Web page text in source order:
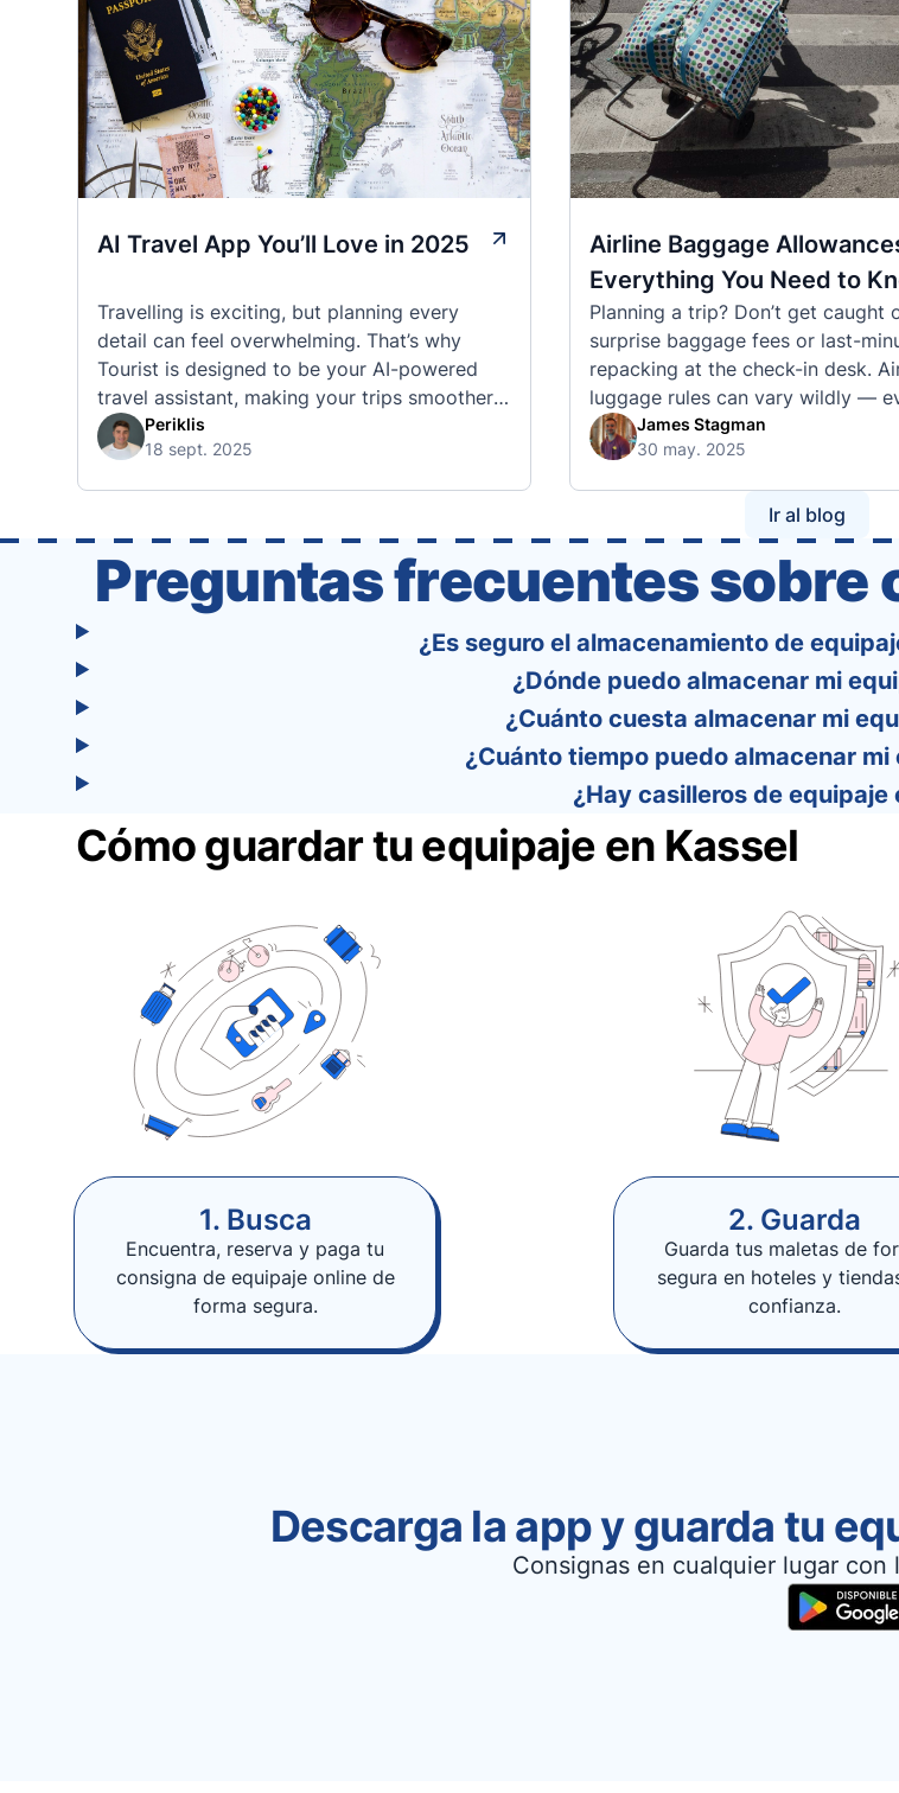
AI Travel App You’ll Love in 2025
Travelling is exciting, but planning every
detail can feel overwhelming. That’s why
Tourist is designed to be your AI-powered
travel assistant, making your trips smoother,
smarter, and stress-free. 🧭 What Makes the
Tourist App Unique? Unlike standard travel
trip planning becomes as exciting …
Periklis
18 sept. 2025
Airline Baggage
Everything You Need to
Before You Fly
Planning a trip? Don’t get caught
surprise baggage fees or last-
repacking at the check-in desk.
luggage rules can vary wildly —
the same country or alliance.
we’ve created a detailed set of
policies of over 30 international …
James Stagman
30 may. 2025
Ir al blog
Preguntas frecuentes sobre
¿Es seguro el almacenamiento de
¿Dónde puedo almacenar mi
¿Cuánto cuesta almacenar mi
¿Cuánto tiempo puedo almacenar mi
¿Hay casilleros de equipaje
Cómo guardar tu equipaje en Kassel
1. Busca
Encuentra, reserva y paga tu
consigna de equipaje online de
forma segura.
2. Guarda
Guarda tus maletas de
segura en hoteles y
confianza.
Descarga la app y guarda tu
Consignas en cualquier lugar con